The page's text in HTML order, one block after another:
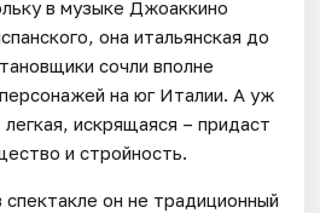
в музыке Джоаккино
она итальянская до
сочли вполне
на юг Италии. А уж
искрящаяся – придаст
и стройность.
он не традиционный